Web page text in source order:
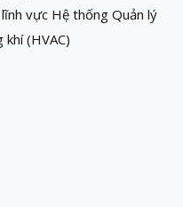
vực Hệ thống Quản lý
(HVAC)